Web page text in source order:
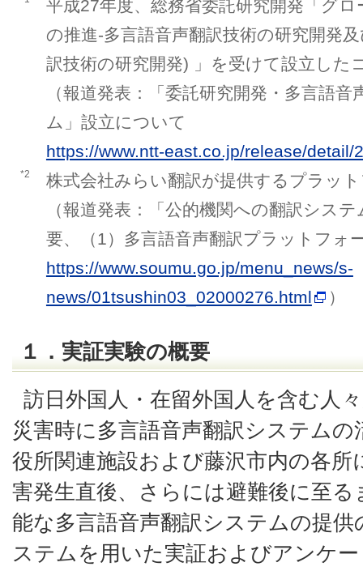
平成27年度、総務省委託研究開発「グ
の推進-多言語音声翻訳技術の研究開発
訳技術の研究開発) 」を受けて設立した
（報道発表：「委託研究開発・多言語
ム」設立について
https://www.ntt-east.co.jp/release/detail/
*2
株式会社みらい翻訳が提供するプラッ
（報道発表：「公的機関への翻訳シス
要、（1）多言語音声翻訳プラットフォ
https://www.soumu.go.jp/menu_news/s-
news/01tsushin03_02000276.html
）
１．実証実験の概要
訪日外国人・在留外国人を含む人
災害時に多言語音声翻訳システム
役所関連施設および藤沢市内の各
害発生直後、さらには避難後に至
能な多言語音声翻訳システムの提
ステムを用いた実証およびアンケ